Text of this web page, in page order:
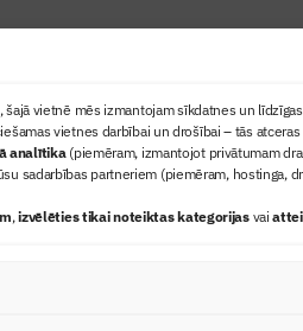
šajā vietnē mēs izmantojam sīkdatnes un
vietnes darbībai un drošībai – tās
analītika(piemēram, izmantojot privātumam
sadarbības partneriem (piemēram, hostinga,
,izvēlēties tikai noteiktas kategorijasvai